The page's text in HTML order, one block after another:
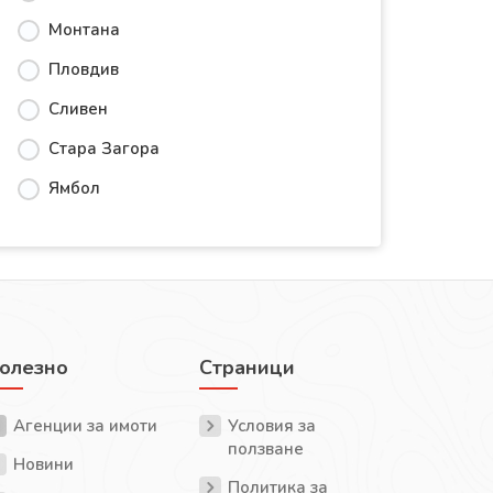
Монтана
Пловдив
Сливен
Стара Загора
Ямбол
Агенции за имоти
Новини
Страници
Условия за
ползване
Политика за